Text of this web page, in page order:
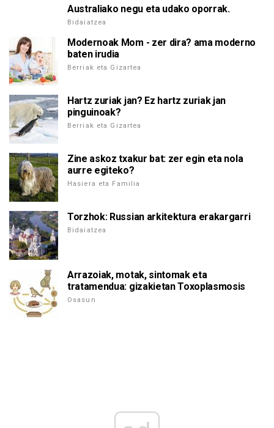
Australiako negu eta udako oporrak.
Bidaiatzea
Modernoak Mom - zer dira? ama moderno
baten irudia
Berriak eta Gizartea
Hartz zuriak jan? Ez hartz zuriak jan
pinguinoak?
Berriak eta Gizartea
Zine askoz txakur bat: zer egin eta nola
aurre egiteko?
Hasiera eta Familia
Torzhok: Russian arkitektura erakargarri
Bidaiatzea
Arrazoiak, motak, sintomak eta
tratamendua: gizakietan Toxoplasmosis
Osasun